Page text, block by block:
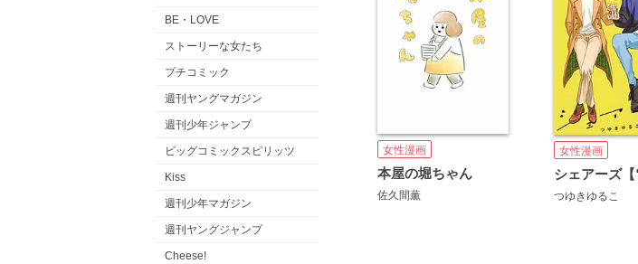
BE・LOVE
ストーリーな女たち
プチコミック
週刊ヤングマガジン
週刊少年ジャンプ
ビッグコミックスピリッツ
Kiss
週刊少年マガジン
週刊ヤングジャンプ
Cheese!
女性漫画
本屋の堀ちゃん
佐久間薫
女性漫画
つゆきゆるこ